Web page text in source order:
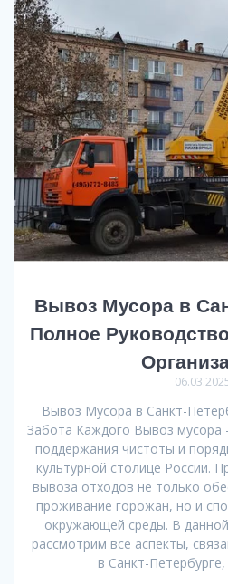
Вывоз Мусора в
Полное
Вывоз Мусора в Санкт-
Забота Каждого Вывоз мусора
поддержания чистоты и
культурной столице России.
вывоза отходов не только
проживание горожан, но и
окружающей среды. В
рассмотрим все аспекты,
в Санкт-